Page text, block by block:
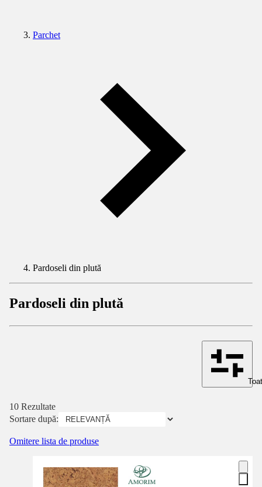
Parchet
Pardoseli din plută
Pardoseli din plută
10 Rezultate
Sortare după:
Omitere lista de produse